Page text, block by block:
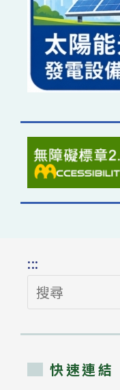
:::
搜
尋
快速連結